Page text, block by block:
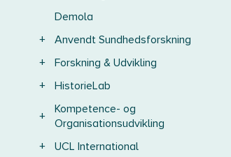
Demola
+
Anvendt Sundhedsforskning
+
Forskning & Udvikling
+
HistorieLab
+
Kompetence- og
Organisationsudvikling
+
UCL International